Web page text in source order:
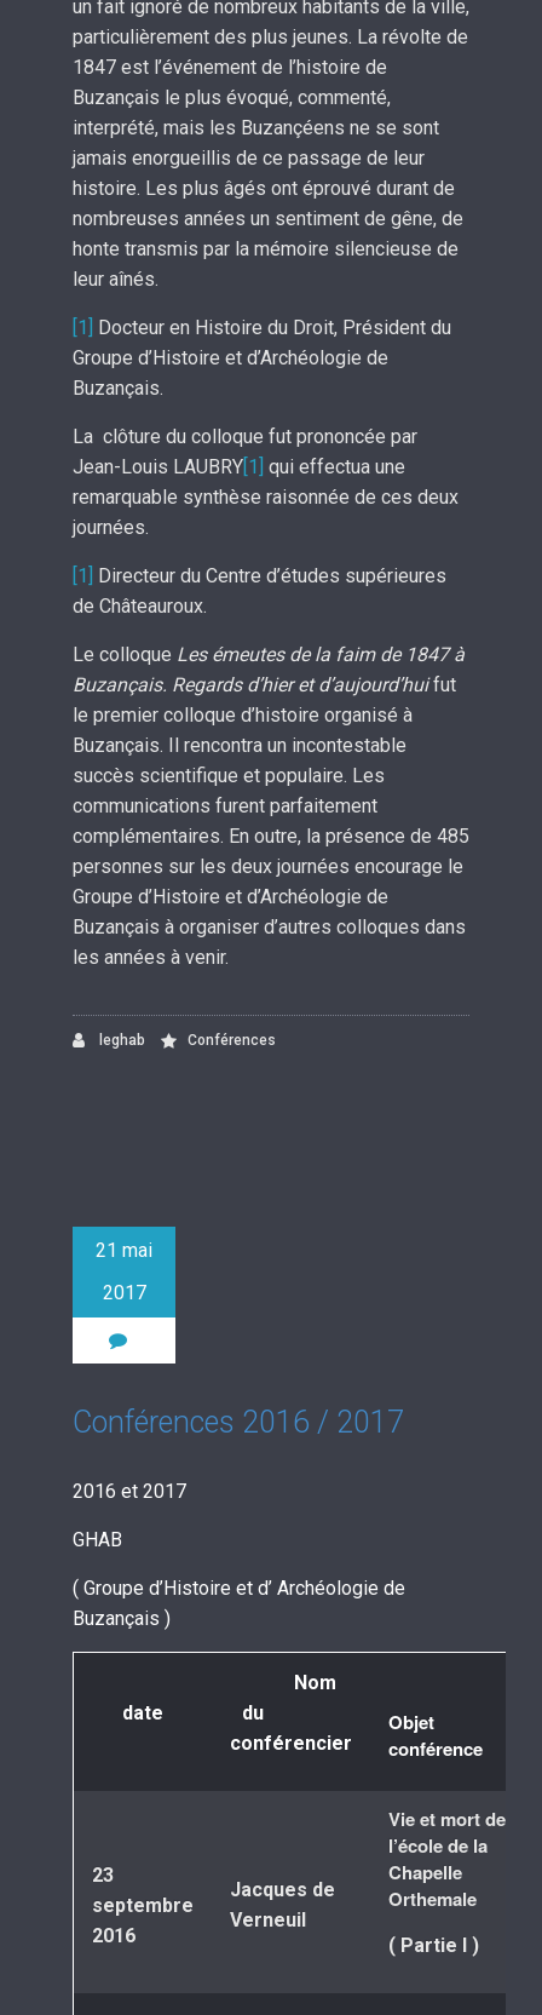
un fait ignoré de nombreux habitants de la ville,
particulièrement des plus jeunes. La révolte de
1847 est l’événement de l’histoire de
Buzançais le plus évoqué, commenté,
interprété, mais les Buzançéens ne se sont
jamais enorgueillis de ce passage de leur
histoire. Les plus âgés ont éprouvé durant de
nombreuses années un sentiment de gêne, de
honte transmis par la mémoire silencieuse de
leur aînés.
[1]
Docteur en Histoire du Droit, Président du
Groupe d’Histoire et d’Archéologie de
Buzançais.
La clôture du colloque fut prononcée par
Jean-Louis LAUBRY [1]
qui effectua une
remarquable synthèse raisonnée de ces deux
journées.
[1]
Directeur du Centre d’études supérieures
de Châteauroux.
Le colloque Les émeutes de la faim de 1847 à
Buzançais. Regards d’hier et d’aujourd’huifut
le premier colloque d’histoire organisé à
Buzançais. Il rencontra un incontestable
succès scientifique et populaire. Les
communications furent parfaitement
complémentaires. En outre, la présence de 485
personnes sur les deux journées encourage le
Groupe d’Histoire et d’Archéologie de
Buzançais à organiser d’autres colloques dans
les années à venir.
leghab Conférences
21 mai
2017
Conférences 2016 / 2017
2016 et 2017
GHAB
( Groupe d’Histoire et d’ Archéologie de
Buzançais )
date
Nom
du
conférencier
Objet
conférence
23
septembre
2016
Jacques de
Verneuil
Vie et mort de
l’école de la
Chapelle
Orthemale
( Partie I )